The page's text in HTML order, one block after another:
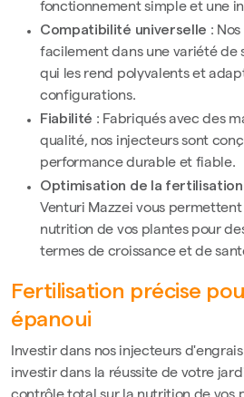
fonctionnement simple et une
Compatibilité universelle :
facilement dans une variété de
qui les rend polyvalents et
configurations.
Fiabilité : Fabriqués avec des
qualité, nos injecteurs sont
performance durable et fiable.
Optimisation de la fertilisation
Venturi Mazzei vous
nutrition de vos plantes pour
termes de croissance et de
Fertilisation précise
épanoui
Investir dans nos injecteurs
investir dans la réussite de votre